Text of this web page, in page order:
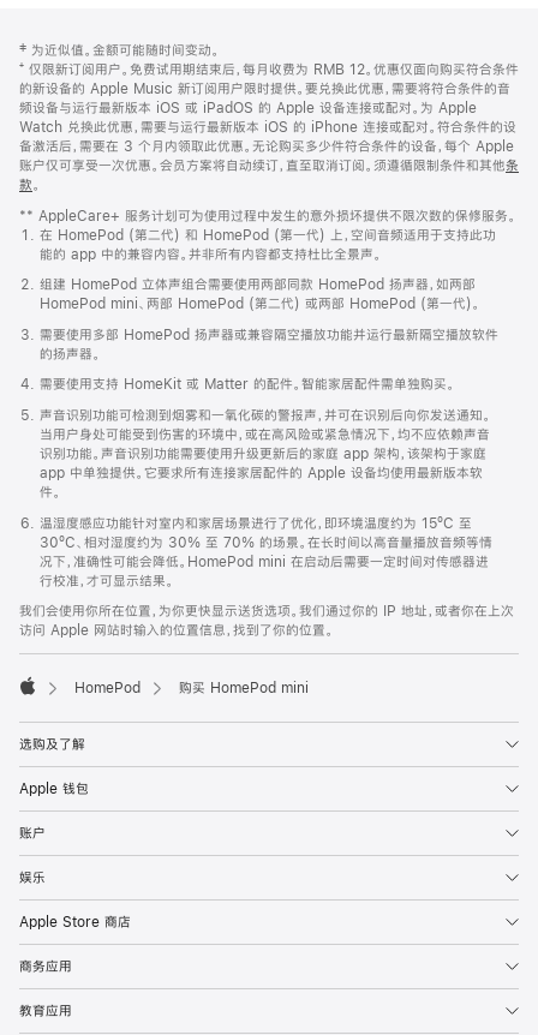
页
页
脚
注
‡ 为近似值。金额可能随时间变动。
⁺ 仅限新订阅用户。免费试用期结束后，每月收费为 RMB 12。优惠仅面向购买符合条件
的新设备的 Apple Music 新订阅用户限时提供。要兑换此优惠，需要将符合条件的音
频设备与运行最新版本 iOS 或 iPadOS 的 Apple 设备连接或配对。为 Apple
Watch 兑换此优惠，需要与运行最新版本 iOS 的 iPhone 连接或配对。符合条件的设
备激活后，需要在 3 个月内领取此优惠。无论购买多少件符合条件的设备，每个 Apple
账户仅可享受一次优惠。会员方案将自动续订，直至取消订阅。须遵循限制条件和其他条
款。
窗
口
中
打
开)
** AppleCare+ 服务计划可为使用过程中发生的意外损坏提供不限次数的保修服务。
在 HomePod (第二代) 和 HomePod (第一代) 上，空间音频适用于支持此功
能的 app 中的兼容内容。并非所有内容都支持杜比全景声。
组建 HomePod 立体声组合需要使用两部同款 HomePod 扬声器，如两部
HomePod mini、两部 HomePod (第二代) 或两部 HomePod (第一代)。
需要使用多部 HomePod 扬声器或兼容隔空播放功能并运行最新隔空播放软件
的扬声器。
需要使用支持 HomeKit 或 Matter 的配件。智能家居配件需单独购买。
声音识别功能可检测到烟雾和一氧化碳的警报声，并可在识别后向你发送通知。
当用户身处可能受到伤害的环境中，或在高风险或紧急情况下，均不应依赖声音
识别功能。声音识别功能需要使用升级更新后的家庭 app 架构，该架构于家庭
app 中单独提供。它要求所有连接家居配件的 Apple 设备均使用最新版本软
件。
温湿度感应功能针对室内和家居场景进行了优化，即环境温度约为 15ºC 至
30ºC、相对湿度约为 30% 至 70% 的场景。在长时间以高音量播放音频等情
况下，准确性可能会降低。HomePod mini 在启动后需要一定时间对传感器进
行校准，才可显示结果。
我们会使用你所在位置，为你更快显示送货选项。我们通过你的 IP 地址，或者你在上次
访问 Apple 网站时输入的位置信息，找到了你的位置。
HomePod 购买 HomePod mini
选购及了解
Apple 钱包
账户
娱乐
Apple Store 商店
商务应用
教育应用